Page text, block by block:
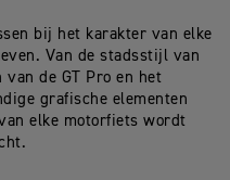
bij het karakter van elke
Van de stadsstijl van
de GT Pro en het
grafische elementen
elke motorfiets wordt